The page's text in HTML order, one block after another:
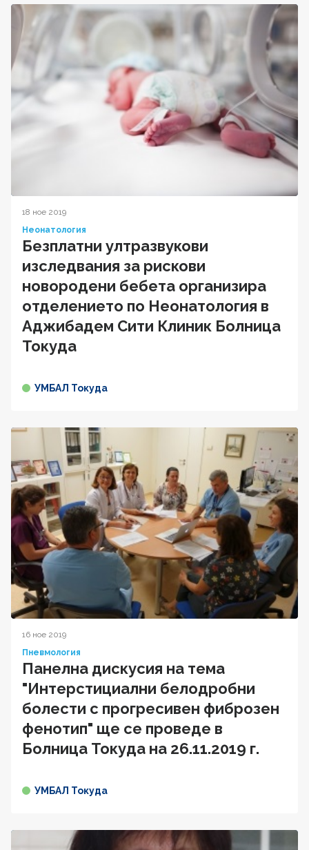
18 ное 2019
Неонатология
Безплатни ултразвукови
изследвания за рискови
новородени бебета организира
отделението по Неонатология в
Аджибадем Сити Клиник Болница
Токуда
УМБАЛ Токуда
16 ное 2019
Пневмология
Панелна дискусия на тема
"Интерстициални белодробни
болести с прогресивен фиброзен
фенотип" ще се проведе в
Болница Токуда на 26.11.2019 г.
УМБАЛ Токуда